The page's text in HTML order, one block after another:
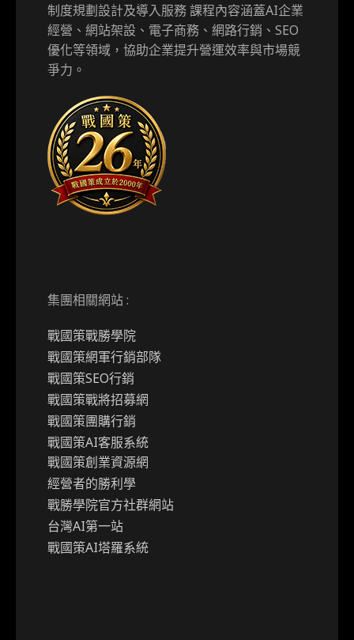
制度規劃設計及導入服務 課程內容涵蓋AI企業
經營、網站架設、電子商務、網路行銷、SEO
優化等領域，協助企業提升營運效率與市場競
爭力。
集團相關網站 :
戰國策戰勝學院
戰國策網軍行銷部隊
戰國策SEO行銷
戰國策戰將招募網
戰國策團購行銷
戰國策AI客服系統
戰國策創業資源網
經營者的勝利學
戰勝學院官方社群網站
台灣AI第一站
戰國策AI塔羅系統